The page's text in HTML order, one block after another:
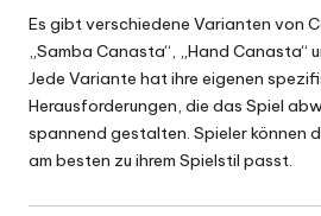
Es gibt verschiedene Varianten von
„Samba Canasta“, „Hand Canasta“
Jede Variante hat ihre eigenen
Herausforderungen, die das Spiel
spannend gestalten. Spieler können
am besten zu ihrem Spielstil passt.